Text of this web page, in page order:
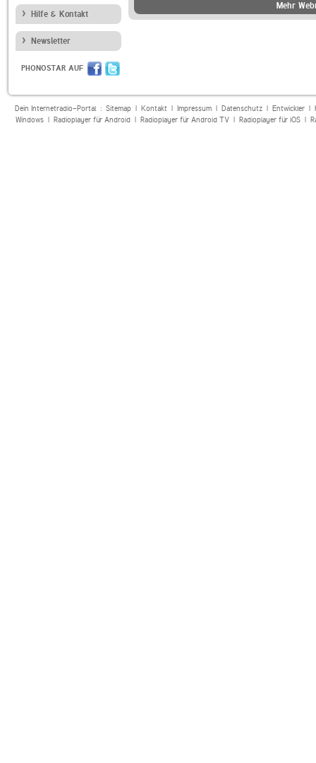
Hilfe & Kontakt
Newsletter
PHONOSTAR AUF
Mehr
Dein Internetradio-Portal : Sitemap| Kontakt| Impressum| Datenschutz| Entwickler|
Windows| Radioplayer für Android| Radioplayer für Android TV| Radioplayer für iOS|